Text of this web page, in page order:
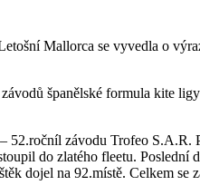
Mallorca se vyvedla o
španělské formula kite
52.ročníl závodu Trofeo
do zlatého fleetu.
dojel na 92.místě. Celkem se